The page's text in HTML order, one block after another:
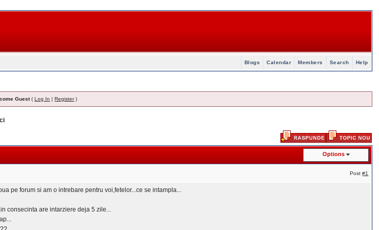
Help
Search
Members
Calendar
Blogs
Guest(Log In |Register)
Options
Post#1
pe forum si am o intrebare pentru voi,fetelor...ce se intampla...
consecinta are intarziere deja 5 zile...